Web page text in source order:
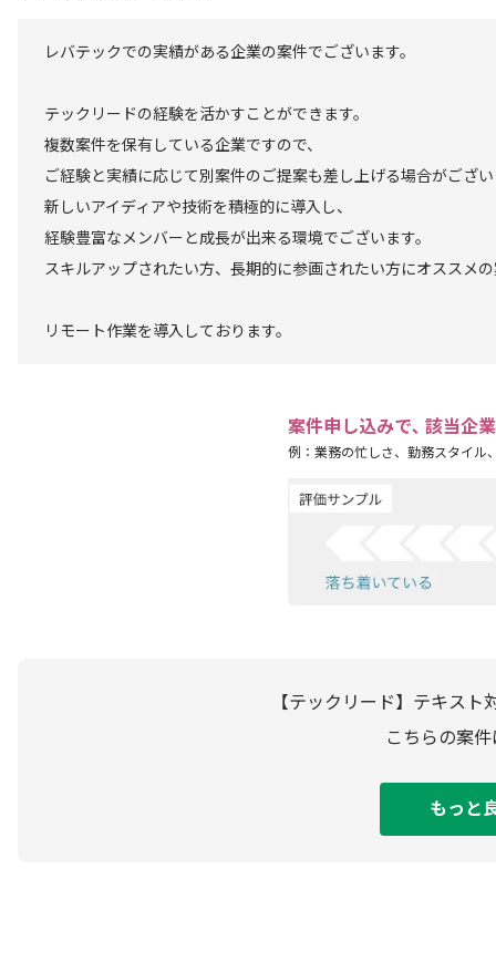
レバテックでの実績がある企業の案件でございます。
テックリードの経験を活かすことができます。
複数案件を保有している企業ですので、
ご経験と実績に応じて別案件のご提案も差し上げる場合がござ
新しいアイディアや技術を積極的に導入し、
経験豊富なメンバーと成長が出来る環境でございます。
スキルアップされたい方、長期的に参画されたい方にオススメ
リモート作業を導入しております。
案件申し込みで､ 該当企
例：業務の忙しさ、勤務スタイル
【テックリード】テキス
こちらの案
もっと